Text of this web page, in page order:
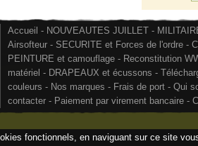
Accueil - NOUVEAUTES JUILLET -
Airsofteur - SECURITE et Forces de l'ordre -
PEINTURE et camouflage - Reconstitution
matériel - DRAPEAUX et écussons -
couleurs - Nos marques - Frais de port - Qui
contacter - Paiement par virement bancaire -
fonctionnels, en naviguant sur ce site